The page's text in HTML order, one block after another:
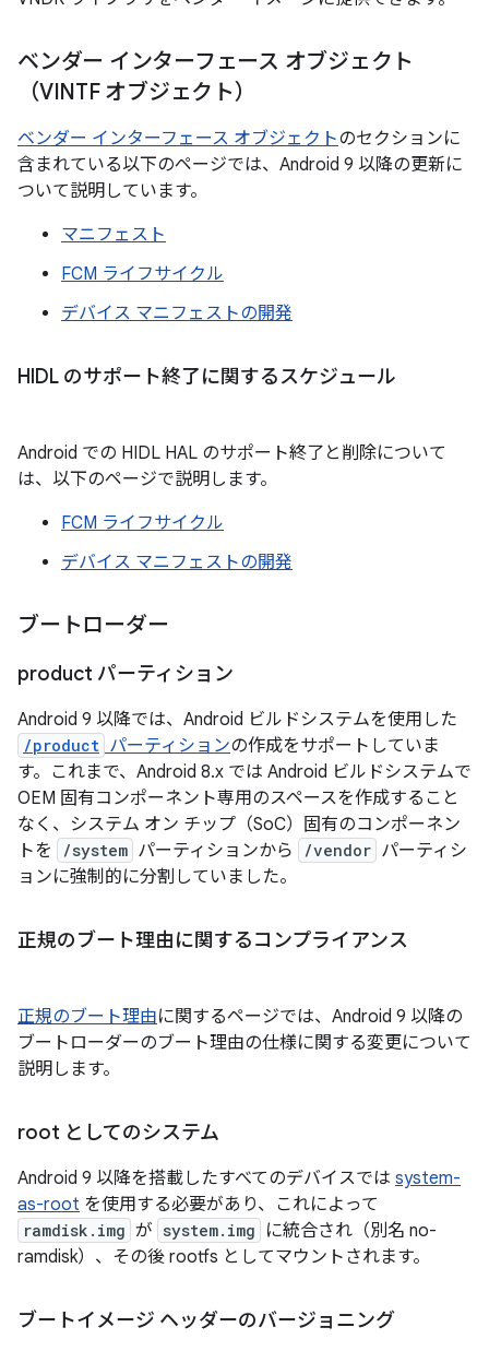
ベンダー インターフェース オブジェクト
（VINTF オブジェクト）
ベンダー インターフェース オブジェクトのセクションに
含まれている以下のページでは、Android 9 以降の更新に
ついて説明しています。
マニフェスト
FCM ライフサイクル
デバイス マニフェストの開発
HIDL のサポート終了に関するスケジュール
Android での HIDL HAL のサポート終了と削除について
は、以下のページで説明します。
FCM ライフサイクル
デバイス マニフェストの開発
ブートローダー
product パーティション
Android 9 以降では、Android ビルドシステムを使用した
/product パーティションの作成をサポートしていま
す。これまで、Android 8.x では Android ビルドシステムで
OEM 固有コンポーネント専用のスペースを作成すること
なく、システム オン チップ（SoC）固有のコンポーネン
トを
/system パーティションから /vendor パーティシ
ョンに強制的に分割していました。
正規のブート理由に関するコンプライアンス
正規のブート理由に関するページでは、Android 9 以降の
ブートローダーのブート理由の仕様に関する変更について
説明します。
root としてのシステム
Android 9 以降を搭載したすべてのデバイスでは system-
as-root を使用する必要があり、これによって
ramdisk.img が system.img
に統合され（別名 no-
ramdisk）、その後 rootfs としてマウントされます。
ブートイメージ ヘッダーのバージョニング